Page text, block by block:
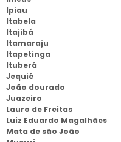
Ipiau
Itabela
Itajibá
Itamaraju
Itapetinga
Ituberá
Jequié
João dourado
Juazeiro
Lauro de Freitas
Luiz Eduardo Magalhães
Mata de são João